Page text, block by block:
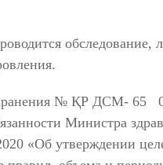
обследование,
№ ҚР ДСМ- 65
Министра
«Об утверждении